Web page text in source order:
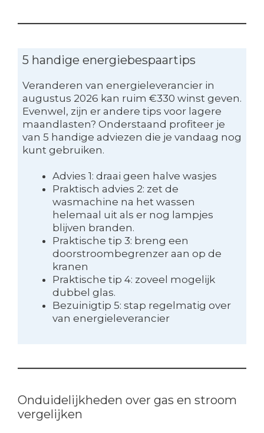
5 handige energiebespaartips
Veranderen van energieleverancier in
augustus 2026 kan ruim €330 winst geven.
Evenwel, zijn er andere tips voor lagere
maandlasten? Onderstaand profiteer je
van 5 handige adviezen die je vandaag nog
kunt gebruiken.
Advies 1: draai geen halve wasjes
Praktisch advies 2: zet de
wasmachine na het wassen
helemaal uit als er nog lampjes
blijven branden.
Praktische tip 3: breng een
doorstroombegrenzer aan op de
kranen
Praktische tip 4: zoveel mogelijk
dubbel glas.
Bezuinigtip 5: stap regelmatig over
van energieleverancier
Onduidelijkheden over gas en stroom
vergelijken